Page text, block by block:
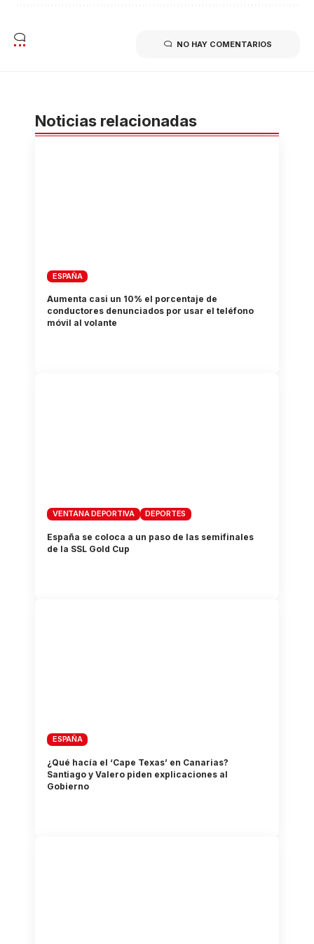
NO HAY COMENTARIOS
Noticias relacionadas
ESPAÑA
Aumenta casi un 10% el porcentaje de
conductores denunciados por usar el teléfono
móvil al volante
VENTANA DEPORTIVA DEPORTES
España se coloca a un paso de las semifinales
de la SSL Gold Cup
ESPAÑA
¿Qué hacía el ‘Cape Texas’ en Canarias?
Santiago y Valero piden explicaciones al
Gobierno